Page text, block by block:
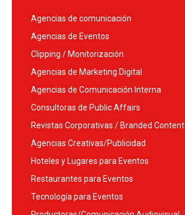
Agencias de comunicación
Agencias de Eventos
Clipping / Monitorización
Agencias de Marketing Digital
Agencias de Comunicación Interna
Consultoras de Public Affairs
Revistas Corporativas / Branded Content
Agencias Creativas/Publicidad
Hoteles y Lugares para Eventos
Restaurantes para Eventos
Tecnología para Eventos